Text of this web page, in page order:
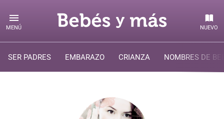
MENÚ NUEVO
SER PADRES EMBARAZO CRIANZA NOMBRES DE